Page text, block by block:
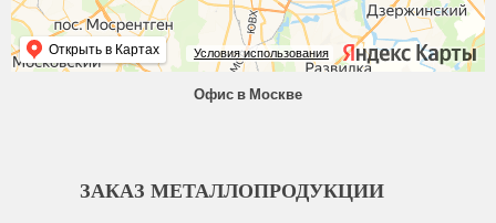
Условия использования
Открыть в Картах
Офис в Москве
ЗАКАЗ МЕТАЛЛОПРОДУКЦИИ